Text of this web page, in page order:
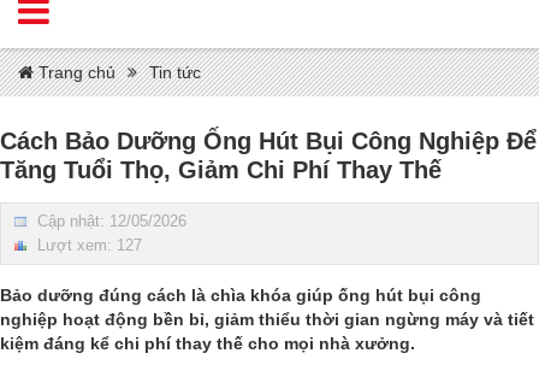
Trang chủ Tin tức
Cách Bảo Dưỡng Ống Hút Bụi Công Nghiệp Để
Tăng Tuổi Thọ, Giảm Chi Phí Thay Thế
Cập nhật: 12/05/2026
Lượt xem: 127
Bảo dưỡng đúng cách là chìa khóa giúp ống hút bụi công
nghiệp hoạt động bền bỉ, giảm thiểu thời gian ngừng máy và tiết
kiệm đáng kể chi phí thay thế cho mọi nhà xưởng.